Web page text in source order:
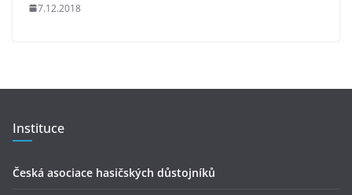
7.12.2018
Instituce
Česká asociace hasičských důstojníků